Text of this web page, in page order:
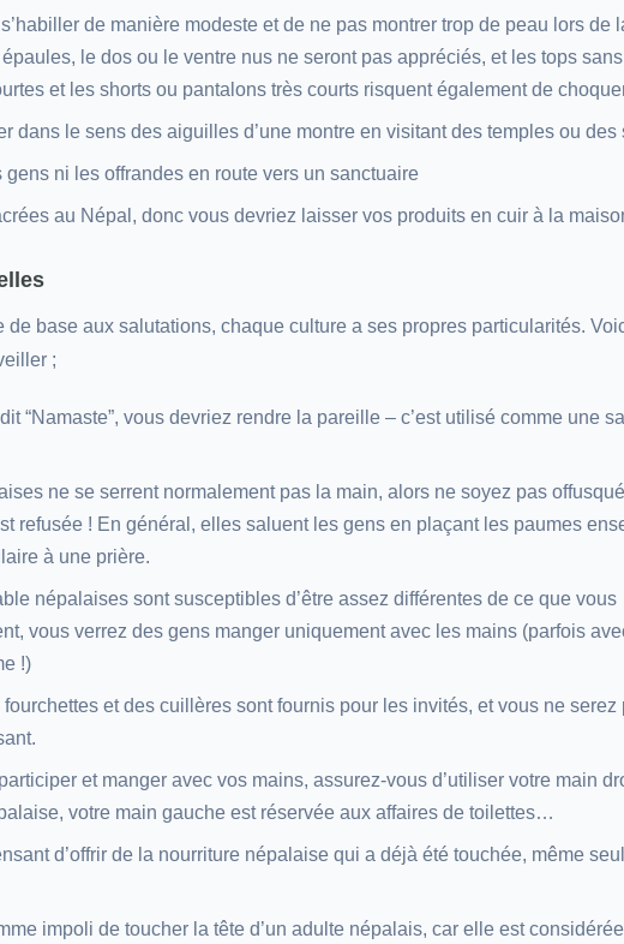
s’habiller de manière modeste et de ne pas montrer trop de peau lors de
le dos ou le ventre nus ne seront pas appréciés, et les tops sans
et les shorts ou pantalons très courts risquent également de
dans le sens des aiguilles d’une montre en visitant des temples ou des
gens ni les offrandes en route vers un sanctuaire
au Népal, donc vous devriez laisser vos produits en cuir à la
de base aux salutations, chaque culture a ses propres particularités.
;
“Namaste”, vous devriez rendre la pareille – c’est utilisé comme une
ne se serrent normalement pas la main, alors ne soyez pas
refusée ! En général, elles saluent les gens en plaçant les paumes
à une prière.
népalaises sont susceptibles d’être assez différentes de ce que vous
vous verrez des gens manger uniquement avec les mains (parfois
!)
et des cuillères sont fournis pour les invités, et vous ne serez
et manger avec vos mains, assurez-vous d’utiliser votre main
votre main gauche est réservée aux affaires de toilettes…
d’offrir de la nourriture népalaise qui a déjà été touchée, même
impoli de toucher la tête d’un adulte népalais, car elle est